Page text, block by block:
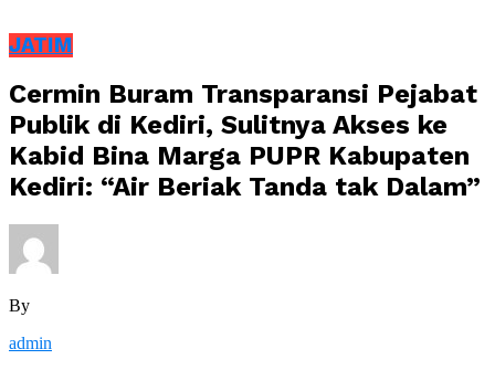
JATIM
Cermin Buram Transparansi Pejabat
Publik di Kediri, Sulitnya Akses ke
Kabid Bina Marga PUPR Kabupaten
Kediri: “Air Beriak Tanda tak Dalam”
By
admin